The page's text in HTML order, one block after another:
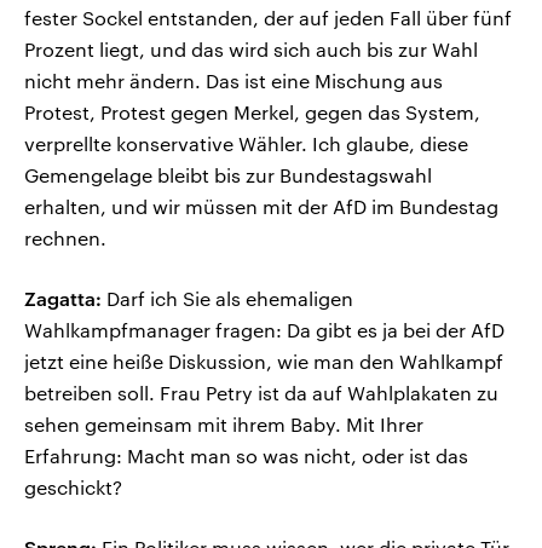
fester Sockel entstanden, der auf jeden Fall über fünf
Prozent liegt, und das wird sich auch bis zur Wahl
nicht mehr ändern. Das ist eine Mischung aus
Protest, Protest gegen Merkel, gegen das System,
verprellte konservative Wähler. Ich glaube, diese
Gemengelage bleibt bis zur Bundestagswahl
erhalten, und wir müssen mit der AfD im Bundestag
rechnen.
Zagatta: Darf ich Sie als ehemaligen
Wahlkampfmanager fragen: Da gibt es ja bei der AfD
jetzt eine heiße Diskussion, wie man den Wahlkampf
betreiben soll. Frau Petry ist da auf Wahlplakaten zu
sehen gemeinsam mit ihrem Baby. Mit Ihrer
Erfahrung: Macht man so was nicht, oder ist das
geschickt?